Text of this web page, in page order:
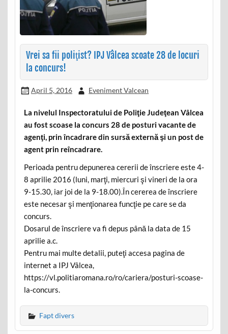
Vrei sa fii poliţist? IPJ Vâlcea scoate 28 de locuri
la concurs!
April 5, 2016 Eveniment Valcean
La nivelul Inspectoratului de Poliţie Judeţean Vâlcea
au fost scoase la concurs 28 de posturi vacante de
agenţi, prin încadrare din sursă externă şi un post de
agent prin reîncadrare.
Perioada pentru depunerea cererii de înscriere este 4-
8 aprilie 2016 (luni, marţi, miercuri şi vineri de la ora
9-15.30, iar joi de la 9-18.00).În cererea de înscriere
este necesar şi menţionarea funcţie pe care se da
concurs.
Dosarul de înscriere va fi depus până la data de 15
aprilie a.c.
Pentru mai multe detalii, puteţi accesa pagina de
internet a IPJ Vâlcea,
https://vl.politiaromana.ro/ro/cariera/posturi-scoase-
la-concurs.
Fapt divers